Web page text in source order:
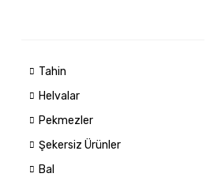
Tahin
Helvalar
Pekmezler
Şekersiz Ürünler
Bal